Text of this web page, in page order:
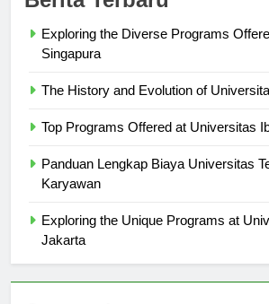
Exploring the Diverse Programs
Panduan Lengkap Biaya Universitas
Exploring the Unique Programs at